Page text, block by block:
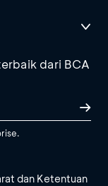
dari BCA
dan Ketentuan